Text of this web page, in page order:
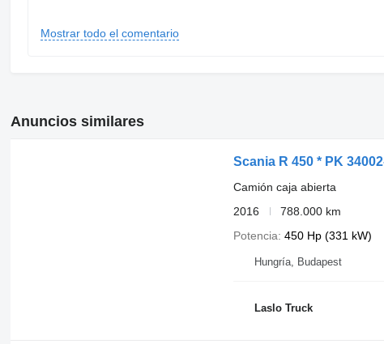
Crane
Number of extra functions: 2
Mostrar todo el comentario
Anuncios similares
Scania R 450 * PK
Camión caja abierta
2016
788.000 km
Potencia 450 Hp (331 kW)
Hungría, Budapest
Laslo Truck